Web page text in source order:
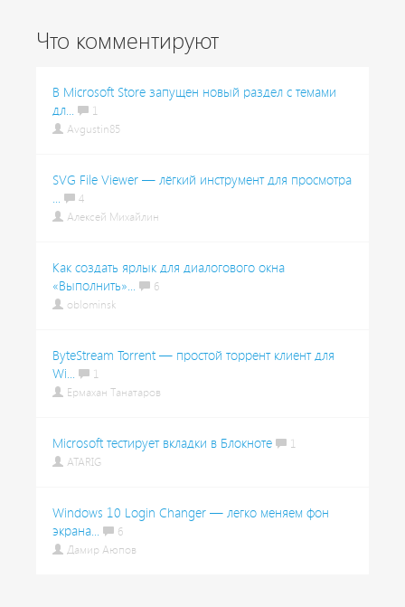
Что комментируют
В Microsoft Store запущен новый раздел с темами
дл...
1
Avgustin85
SVG File Viewer — лёгкий инструмент для просмотра
...
4
Алексей Михайлин
Как создать ярлык для диалогового окна
«Выполнить»...
6
oblominsk
ByteStream Torrent — простой торрент клиент для
Wi...
1
Ермахан Танатаров
Microsoft тестирует вкладки в Блокноте
1
ATARIG
Windows 10 Login Changer — легко меняем фон
экрана...
6
Дамир Аюпов